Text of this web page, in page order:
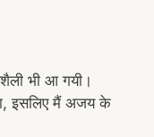
भी आ गयी।
इसलिए मैं अजय के